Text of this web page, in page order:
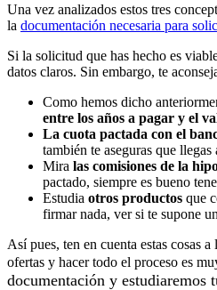
Una vez analizados estos tres
la documentación necesaria para
Si la solicitud que has hecho es
datos claros. Sin embargo, te
Como hemos dicho
entre los años a pagar y el
La cuota pactada con el
también te aseguras que llegas
Mira las comisiones de la
pactado, siempre es bueno
Estudia otros productos que
firmar nada, ver si te supone
Así pues, ten en cuenta estas cosas
ofertas y hacer todo el proceso es
documentación y estudiaremos